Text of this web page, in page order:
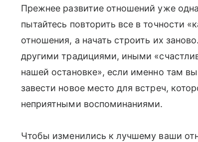
Прежнее развитие отношений уже
пытайтесь повторить все в точности
отношения, а начать строить их
другими традициями, иными
нашей остановке», если именно там
завести новое место для встреч,
неприятными воспоминаниями.
Чтобы изменились к лучшему ваши